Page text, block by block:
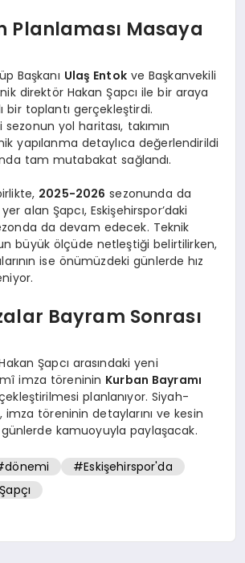
Planlaması Masaya
Başkanı Ulaş Entokve Başkanvekili
direktör Hakan Şapcı ile bir araya
bir toplantı gerçekleştirdi.
yol haritası, takımın
yapılanma detaylıca değerlendirildi
tam mutabakat sağlandı.
2025-2026 sezonunda da
alan Şapcı, Eskişehirspor’daki
da devam edecek. Teknik
büyük ölçüde netleştiği belirtilirken,
ise önümüzdeki günlerde hız
Bayram Sonrası
Şapcı arasındaki yeni
imza töreninin Kurban Bayramı
planlanıyor. Siyah-
imza töreninin detaylarını ve kesin
kamuoyuyla paylaşacak.
#Eskişehirspor'da